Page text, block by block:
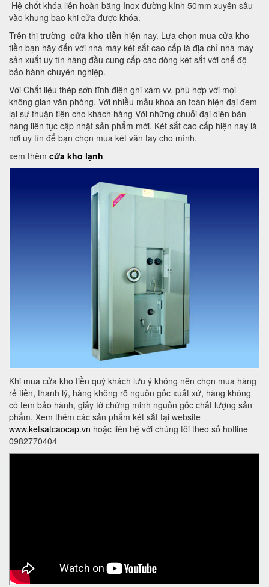
Hệ chốt khóa liên hoàn bằng Inox đường kính 50mm xuyên sâu
vào khung bao khi cửa được khóa.
Trên thị trường cửa kho tiền hiện nay. Lựa chọn mua cửa kho
tiền bạn hãy đến với nhà máy két sắt cao cấp là địa chỉ nhà máy
sản xuất uy tín hàng đầu cung cấp các dòng két sắt với chế độ
bảo hành chuyên nghiệp.
Với Chất liệu thép sơn tĩnh điện ghi xám vv, phù hợp với mọi
không gian văn phòng. Với nhiều mẫu khoá an toàn hiện đại đem
lại sự thuận tiện cho khách hàng Với những chuỗi đại diện bán
hàng liên tục cập nhật sản phẩm mới. Két sắt cao cấp hiện nay là
nơi uy tín để bạn chọn mua két vân tay cho mình.
xem thêm cửa kho lạnh
Khi mua cửa kho tiền quý khách lưu ý không nên chọn mua hàng
rẻ tiền, thanh lý, hàng không rõ nguồn gốc xuất xứ, hàng không
có tem bảo hành, giấy tờ chứng minh nguồn gốc chất lượng sản
phẩm. Xem thêm các sản phẩm két sắt tại website
www.ketsatcaocap.vn hoặc liên hệ với chúng tôi theo số hotline
0982770404